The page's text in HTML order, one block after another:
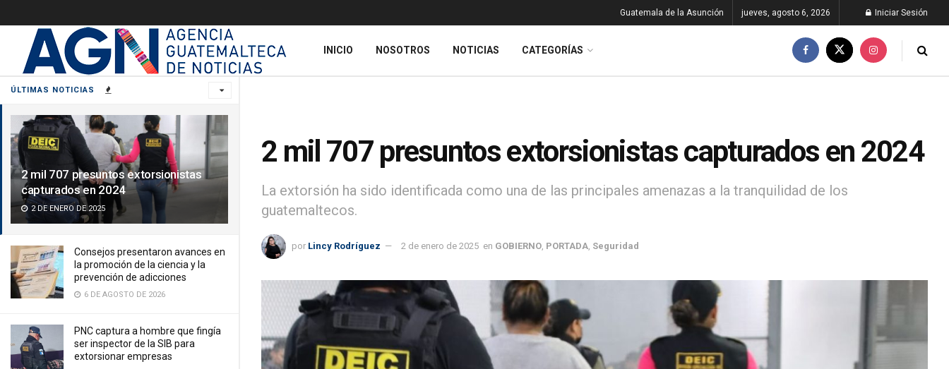
ÚLTIMAS NOTICIAS
2 mil 707 presuntos extorsionistas
capturados en 2024
2 DE ENERO DE 2025
Consejos presentaron avances en
la promoción de la ciencia y la
prevención de adicciones
6 DE AGOSTO DE 2026
PNC captura a hombre que fingía
ser inspector de la SIB para
extorsionar empresas
Guatemala de la Asunción jueves, agosto 6, 2026 Iniciar Sesión
INICIO NOSOTROS NOTICIAS CATEGORÍAS
2 mil 707 presuntos extorsionistas capturados en 2024
La extorsión ha sido identificada como una de las principales amenazas a la tranquilidad de los
guatemaltecos.
por Lincy Rodríguez 2 de enero de 2025 en GOBIERNO PORTADA Seguridad